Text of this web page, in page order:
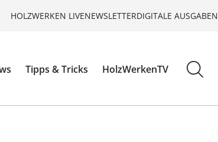
HOLZWERKEN LIVENEWSLETTERDIGITALE AUSGABEN
Tipps & Tricks HolzWerkenTV